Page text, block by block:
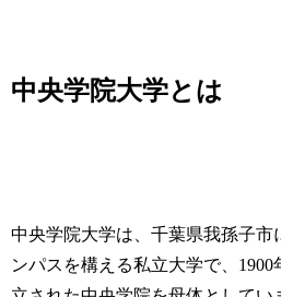
中央学院大学とは
中央学院大学は、千葉県我孫子市
ンパスを構える私立大学で、1900